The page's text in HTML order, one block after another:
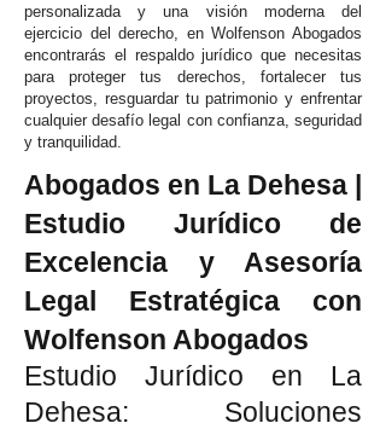
personalizada y una visión moderna del
ejercicio del derecho, en Wolfenson Abogados
encontrarás el respaldo jurídico que necesitas
para proteger tus derechos, fortalecer tus
proyectos, resguardar tu patrimonio y enfrentar
cualquier desafío legal con confianza, seguridad
y tranquilidad.
Abogados en La Dehesa |
Estudio Jurídico de
Excelencia y Asesoría
Legal Estratégica con
Wolfenson Abogados
Estudio Jurídico en La
Dehesa: Soluciones